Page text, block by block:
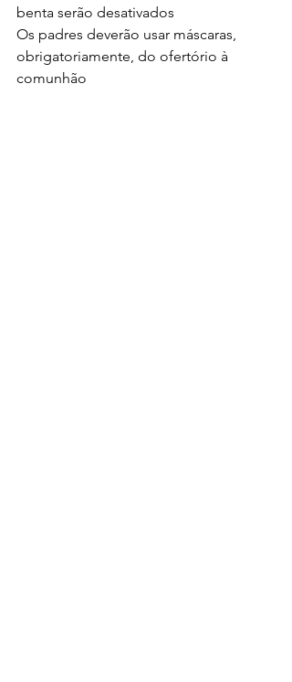
benta serão desativados
Os padres deverão usar máscaras,
obrigatoriamente, do ofertório à
comunhão